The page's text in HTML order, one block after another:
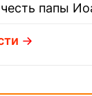
папы